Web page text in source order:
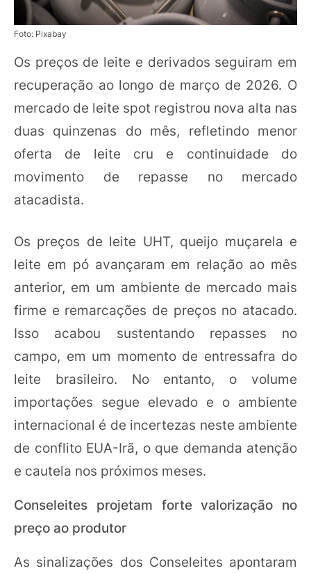
Foto: Pixabay
Os preços de leite e derivados seguiram em
recuperação ao longo de março de 2026. O
mercado de leite spot registrou nova alta nas
duas quinzenas do mês, refletindo menor
oferta de leite cru e continuidade do
movimento de repasse no mercado
atacadista.
Os preços de leite UHT, queijo muçarela e
leite em pó avançaram em relação ao mês
anterior, em um ambiente de mercado mais
firme e remarcações de preços no atacado.
Isso acabou sustentando repasses no
campo, em um momento de entressafra do
leite brasileiro. No entanto, o volume
importações segue elevado e o ambiente
internacional é de incertezas neste ambiente
de conflito EUA-Irã, o que demanda atenção
e cautela nos próximos meses.
Conseleites projetam forte valorização no
preço ao produtor
As sinalizações dos Conseleites apontaram